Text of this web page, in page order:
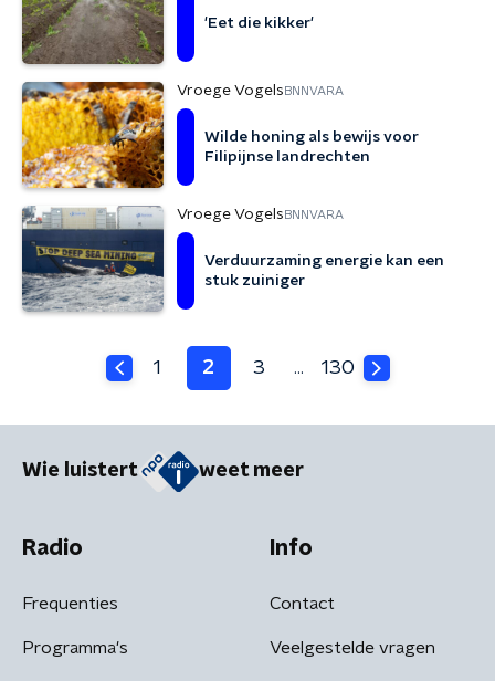
'Eet die kikker'
Vroege Vogels BNNVARA
Wilde honing als bewijs voor
Filipijnse landrechten
Vroege Vogels BNNVARA
Verduurzaming energie kan een
stuk zuiniger
1 2 3 … 130
Wie luistert weet meer
Radio
Frequenties
Programma's
Info
Contact
Veelgestelde vragen